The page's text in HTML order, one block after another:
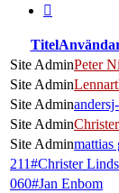
Titel
Site AdminPeter
Site Admin
Site Admin
Site Admin
Site Adminmattias
211#Christer
060#Jan Enbom